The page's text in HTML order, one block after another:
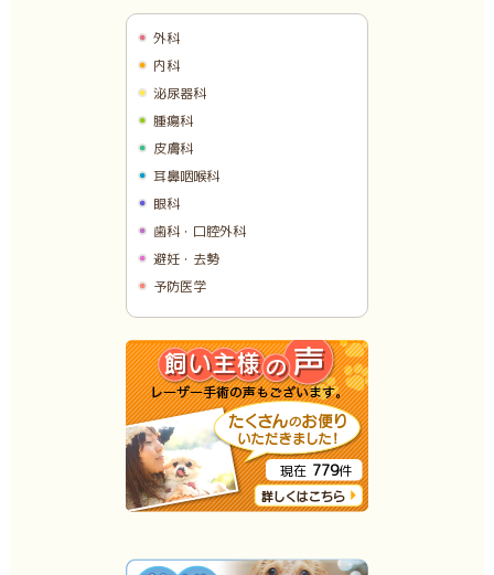
外科
内科
泌尿器科
腫瘍科
皮膚科
耳鼻咽喉科
眼科
歯科・口腔外科
避妊・去勢
予防医学
現在 779件